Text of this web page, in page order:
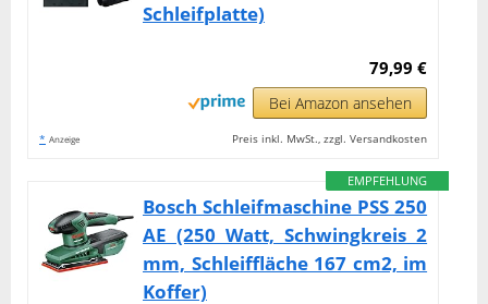
Schleifplatte)
79,99 €
Bei Amazon ansehen
* Anzeige Preis inkl. MwSt., zzgl. Versandkosten
EMPFEHLUNG
Bosch Schleifmaschine PSS 250
AE (250 Watt, Schwingkreis 2
mm, Schleiffläche 167 cm2, im
Koffer)